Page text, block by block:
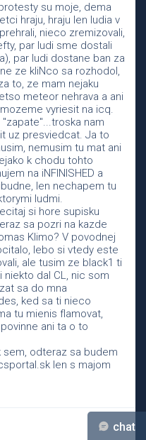
su moje, dema
hraju, hraju len ludia v
nieco zremizovali,
par ludi sme dostali
par ludi dostane ban za
ze kliNco sa rozhodol,
to, ze mam nejaku
meteor nehrava a ani
vyriesit na icq.
nam
uz presviedcat. Ja to
nemusim tu mat ani
k chodu tohto
na iNFINISHED a
len nechapem tu
ludmi.
si hore supisku
sa pozri na kazde
Klimo? V povodnej
lebo si vtedy este
ale tusim ze black1 ti
dal CL, nic som
sa do mna
ked sa ti nieco
tu mienis flamovat,
ani ta o to
odteraz sa budem
len s majom
chat